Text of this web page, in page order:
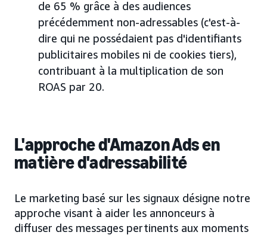
de 65 % grâce à des audiences
précédemment non-adressables (c'est-à-
dire qui ne possédaient pas d'identifiants
publicitaires mobiles ni de cookies tiers),
contribuant à la multiplication de son
ROAS par 20.
L'approche d'Amazon Ads en
matière d'adressabilité
Le marketing basé sur les signaux désigne notre
approche visant à aider les annonceurs à
diffuser des messages pertinents aux moments